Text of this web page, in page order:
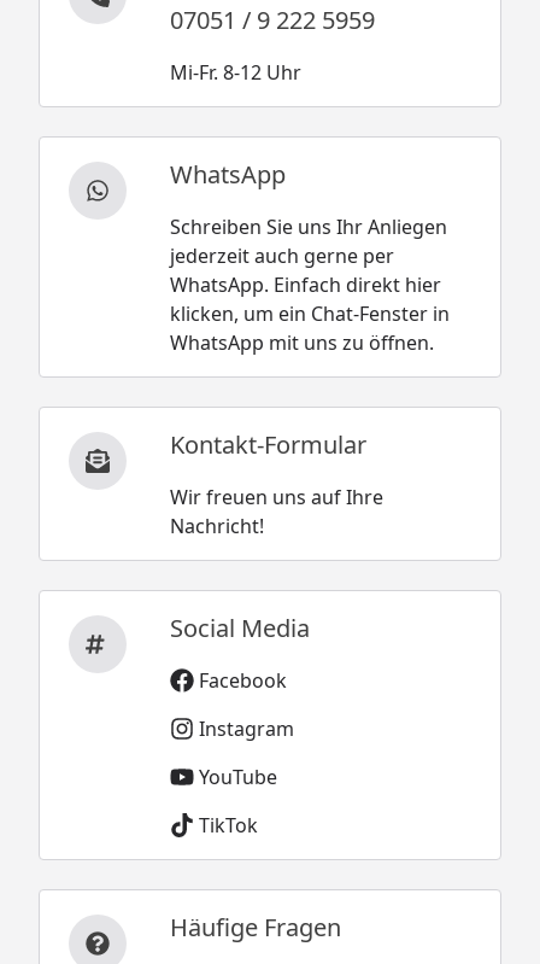
07051 / 9 222 5959
Mi-Fr. 8-12 Uhr
WhatsApp
Schreiben Sie uns Ihr Anliegen
jederzeit auch gerne per
WhatsApp. Einfach direkt hier
klicken, um ein Chat-Fenster in
WhatsApp mit uns zu öffnen.
Kontakt-Formular
Wir freuen uns auf Ihre
Nachricht!
Social Media
Facebook
Instagram
YouTube
TikTok
Häufige Fragen